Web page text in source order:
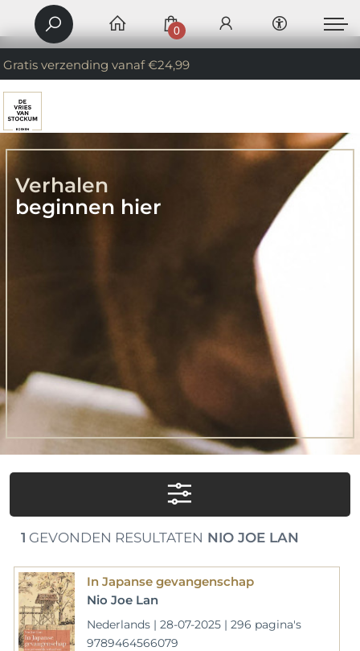
Gratis verzending vanaf €24,99
0
Verhalen
beginnen hier
1 GEVONDEN RESULTATEN NIO JOE LAN
In Japanse gevangenschap
Nio Joe Lan
Nederlands | 28-07-2025 | 296 pagina's
9789464566079